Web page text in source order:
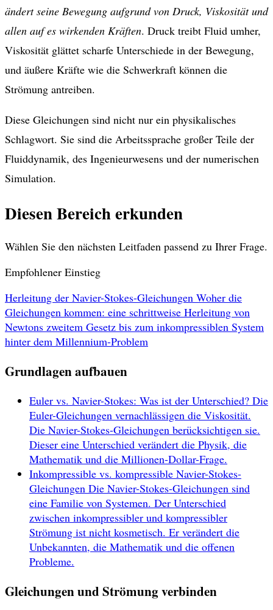
ändert seine Bewegung aufgrund von Druck, Viskosität und
allen auf es wirkenden Kräften. Druck treibt Fluid umher,
Viskosität glättet scharfe Unterschiede in der Bewegung,
und äußere Kräfte wie die Schwerkraft können die
Strömung antreiben.
Diese Gleichungen sind nicht nur ein physikalisches
Schlagwort. Sie sind die Arbeitssprache großer Teile der
Fluiddynamik, des Ingenieurwesens und der numerischen
Simulation.
Diesen Bereich erkunden
Wählen Sie den nächsten Leitfaden passend zu Ihrer Frage.
Empfohlener Einstieg
Herleitung der Navier-Stokes-Gleichungen Woher die
Gleichungen kommen: eine schrittweise Herleitung von
Newtons zweitem Gesetz bis zum inkompressiblen System
hinter dem Millennium-Problem
Grundlagen aufbauen
Euler vs. Navier-Stokes: Was ist der Unterschied? Die
Euler-Gleichungen vernachlässigen die Viskosität.
Die Navier-Stokes-Gleichungen berücksichtigen sie.
Dieser eine Unterschied verändert die Physik, die
Mathematik und die Millionen-Dollar-Frage.
Inkompressible vs. kompressible Navier-Stokes-
Gleichungen Die Navier-Stokes-Gleichungen sind
eine Familie von Systemen. Der Unterschied
zwischen inkompressibler und kompressibler
Strömung ist nicht kosmetisch. Er verändert die
Unbekannten, die Mathematik und die offenen
Probleme.
Gleichungen und Strömung verbinden